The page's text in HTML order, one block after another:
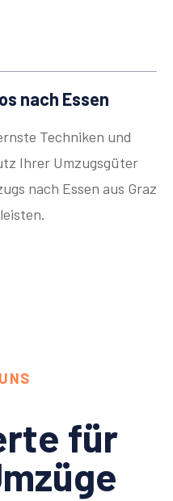
nach Essen
Techniken und
Ihrer Umzugsgüter
nach Essen aus Graz
für